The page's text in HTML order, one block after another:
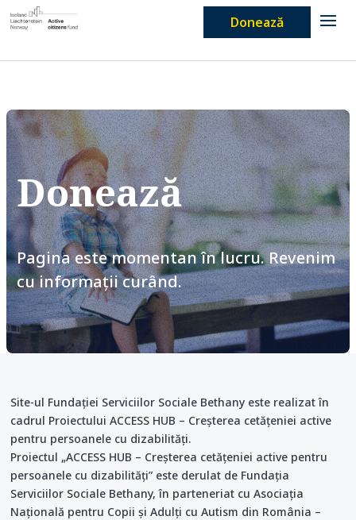
Donează
Donează
Pagina este momentan în lucru. Revenim
cu informații curând.
Site-ul Fundației Serviciilor Sociale Bethany este realizat în
cadrul Proiectului ACCESS HUB – Creşterea cetăţeniei active
pentru persoanele cu dizabilităţi.
Proiectul „ACCESS HUB – Creșterea cetățeniei active pentru
persoanele cu dizabilități” este derulat de Fundația
Serviciilor Sociale Bethany, în parteneriat cu Asociația
Națională pentru Copii și Adulți cu Autism din România –